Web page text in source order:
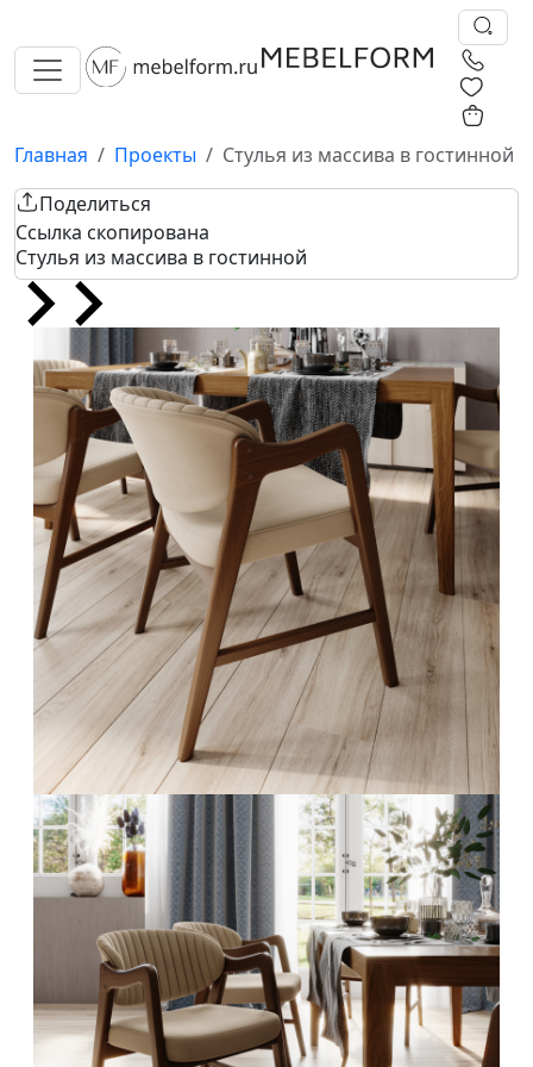
Главная Проекты
Стулья из массива в гостинной
Поделиться
Ссылка скопирована
Стулья из массива в гостинной